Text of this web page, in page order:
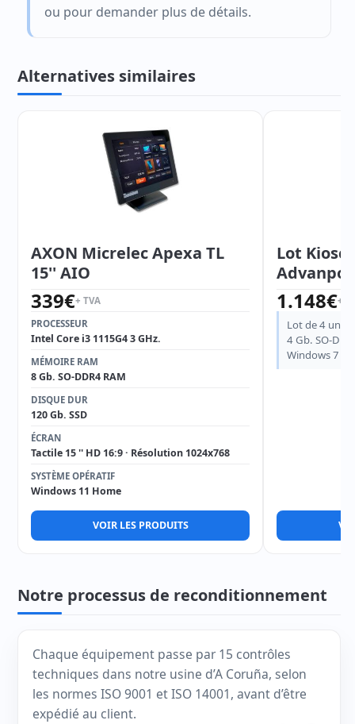
ou pour demander plus de détails.
Alternatives similaires
AXON Micrelec Apexa TL
15'' AIO
339€+ TVA
PROCESSEUR
Intel Core i3 1115G4 3 GHz.
MÉMOIRE RAM
8 Gb. SO-DDR4 RAM
DISQUE DUR
120 Gb. SSD
ÉCRAN
Tactile 15 '' HD 16:9 · Résolution 1024x768
SYSTÈME OPÉRATIF
Windows 11 Home
VOIR LES PRODUITS
Lot
1.148€+
Lot de 4
4 Gb. SO-
Windows 7
Notre processus de reconditionnement
Chaque équipement passe par 15 contrôles
techniques dans notre usine d’A Coruña, selon
les normes ISO 9001 et ISO 14001, avant d’être
expédié au client.